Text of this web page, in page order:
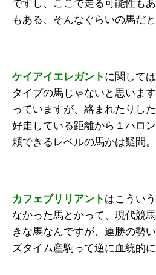
ですし、ここで走る可能性も
もある、そんなぐらいの馬だと
ケイアイエレガント に関して
タイプの馬じゃないと思いま
っていますが、絡まれたりし
好走している距離から１ハロ
頼できるレベルの馬かは疑問。
カフェブリリアント はこうい
なかった馬とかって、現代競
きな馬なんですが、連勝の勢
ズタイム産駒って逆に血統的